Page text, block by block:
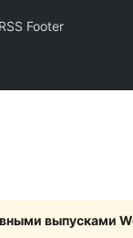
Footer
выпусками